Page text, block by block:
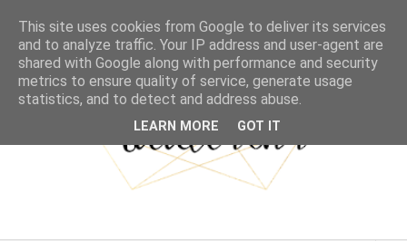
This site uses cookies from Google to deliver its services
and to analyze traffic. Your IP address and user-agent are
shared with Google along with performance and security
metrics to ensure quality of service, generate usage
statistics, and to detect and address abuse.
LEARN MORE GOT IT